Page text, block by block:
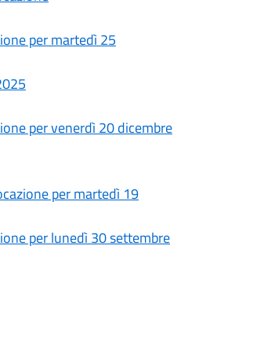
per martedì 25
per venerdì 20 dicembre
per martedì 19
per lunedì 30 settembre